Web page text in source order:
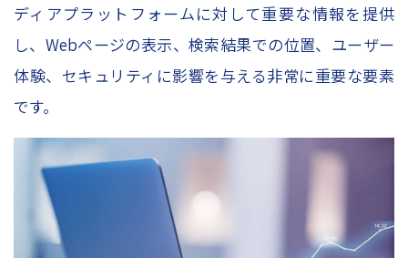
ディアプラットフォームに対して重要な情報を提供
し、Webページの表示、検索結果での位置、ユーザー
体験、セキュリティに影響を与える非常に重要な要素
です。